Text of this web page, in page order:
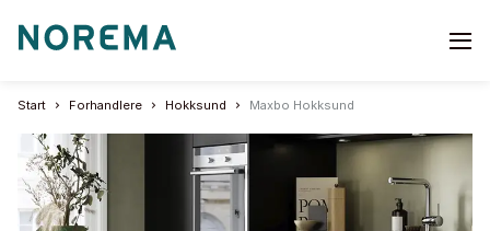
Go
page
Start Forhandlere Hokksund Maxbo Hokksund